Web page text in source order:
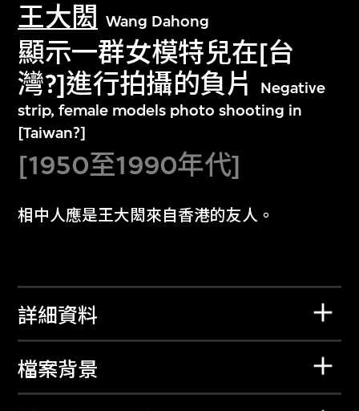
王大閎 Wang Dahong
顯示一群女模特兒在[台
灣?]進行拍攝的負片
Negative
strip, female models photo shooting in
[Taiwan?]
[1950至1990年代]
相中人應是王大閎來自香港的友人。
詳細資料
檔案背景
探索世界頂級的二十及二十一世紀視覺
文化藏品。